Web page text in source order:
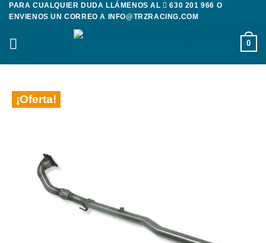
Saltar
contenido
PARA CUALQUIER DUDA LLÁMENOS AL 630 201 966 O
ENVIENOS UN CORREO A
INFO@TRZRACING.COM
0
¡Oferta!